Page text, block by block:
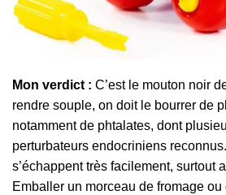
Mon verdict : C’est le mouton noir
rendre souple, on doit le bourrer de
notamment de phtalates, dont
perturbateurs endocriniens
s’échappent très facilement, surtout
Emballer un morceau de fromage